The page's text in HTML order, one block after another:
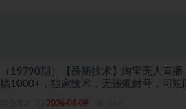
（19790期）【最新技术】淘宝无人直播
搞1000+，独家技术，无违规封号，可矩
2026-08-09